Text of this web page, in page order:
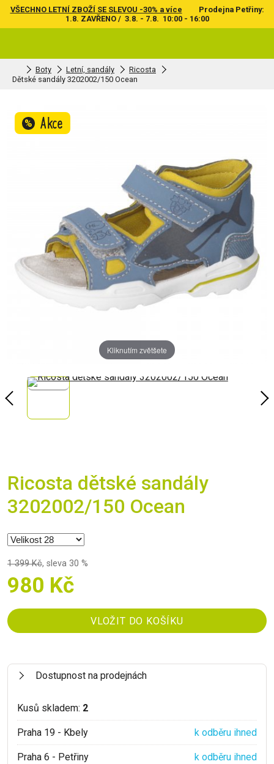
VŠECHNO LETNÍ ZBOŽÍ SE SLEVOU -30% a více
Prodejna Petřiny:
1.8. ZAVŘENO / 3.8. - 7.8. 10:00 - 16:00
Boty Letní, sandály
Ricosta
Dětské sandály 3202002/150 Ocean
% Akce
Kliknutím zvětšete
Ricosta dětské sandály
3202002/150 Ocean
1 399 Kč, sleva 30 %
980 Kč
Dostupnost na prodejnách
Kusů skladem: 2
Praha 19 - Kbely k odběru ihned
Praha 6 - Petřiny k odběru ihned